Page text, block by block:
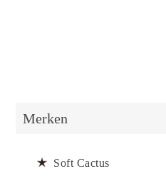
Merken
Soft Cactus